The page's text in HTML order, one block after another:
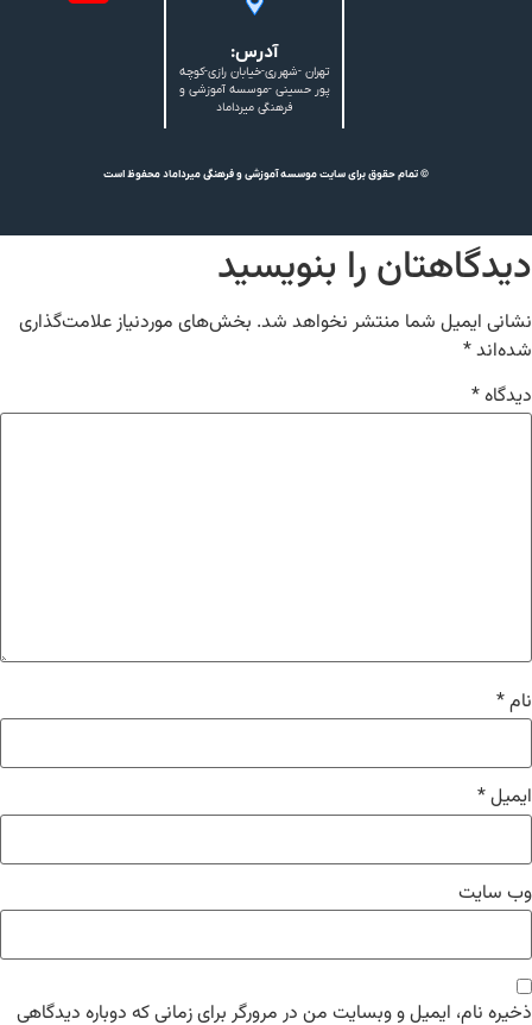
آدرس:
تهران -شهرری-خیابان رازی-کوچه
پور حسینی -موسسه آموزشی و
فرهنگی میرداماد
© تمام حقوق برای سایت موسسه آموزشی و فرهنگی میرداماد محفوظ است
دیدگاهتان را بنویسید
نشانی ایمیل شما منتشر نخواهد شد. بخش‌های موردنیاز علامت‌گذاری
شده‌اند*
دیدگاه*
نام*
ایمیل*
وب‌ سایت
ذخیره نام، ایمیل و وبسایت من در مرورگر برای زمانی که دوباره دیدگاهی